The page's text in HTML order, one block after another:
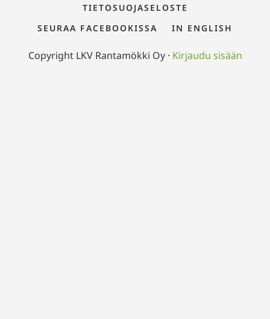
TIETOSUOJASELOSTE
SEURAA FACEBOOKISSA
IN ENGLISH
Copyright LKV Rantamökki Oy · Kirjaudu sisään